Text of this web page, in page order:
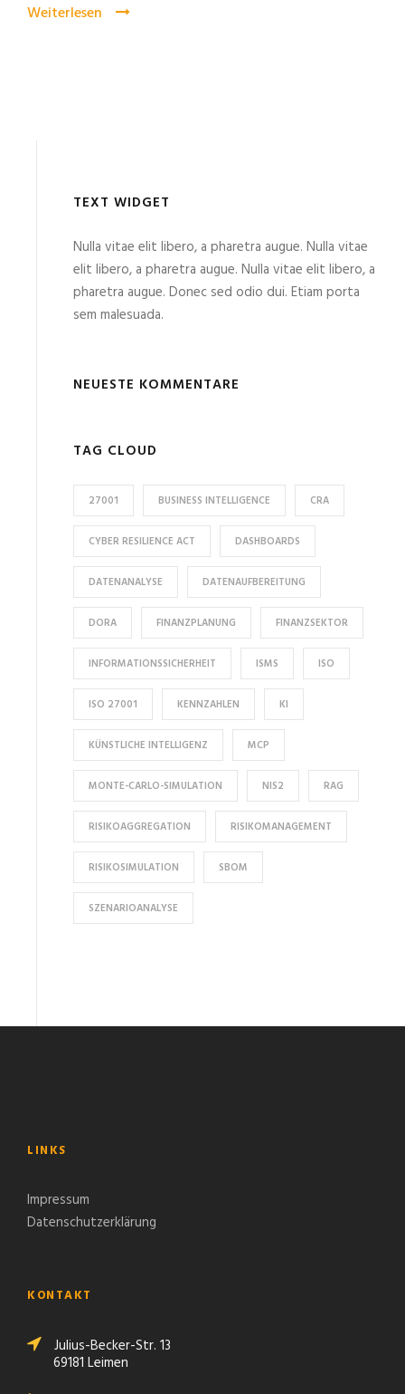
Weiterlesen
TEXT WIDGET
Nulla vitae elit libero, a pharetra augue. Nulla vitae
elit libero, a pharetra augue. Nulla vitae elit libero, a
pharetra augue. Donec sed odio dui. Etiam porta
sem malesuada.
NEUESTE KOMMENTARE
TAG CLOUD
27001 BUSINESS INTELLIGENCE CRA
CYBER RESILIENCE ACT DASHBOARDS
DATENANALYSE DATENAUFBEREITUNG
DORA FINANZPLANUNG FINANZSEKTOR
INFORMATIONSSICHERHEIT ISMS ISO
ISO 27001 KENNZAHLEN KI
KÜNSTLICHE INTELLIGENZ MCP
MONTE-CARLO-SIMULATION NIS2 RAG
RISIKOAGGREGATION RISIKOMANAGEMENT
RISIKOSIMULATION SBOM
SZENARIOANALYSE
LINKS
Impressum
Datenschutzerklärung
KONTAKT
Julius-Becker-Str. 13
69181 Leimen